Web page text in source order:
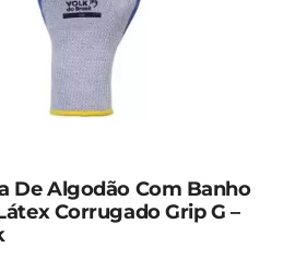
De Algodão Com Banho
Corrugado Grip G –